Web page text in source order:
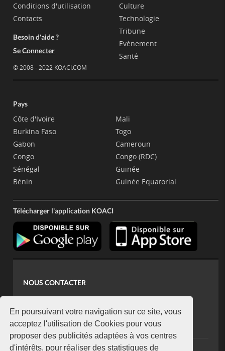
En poursuivant votre navigation sur ce site, vous
acceptez l'utilisation de Cookies pour vous
proposer des publicités adaptées à vos centres
d'intérêts, pour réaliser des statistiques de
Conditions d'utilisation
Contacts
Besoin d'aide ?
Se Connecter
© 2008 - 2022 KOACI.COM
Culture
Technologie
Tribune
Evènement
Santé
Pays
Côte d'Ivoire
Burkina Faso
Gabon
Congo
Sénégal
Bénin
Mali
Togo
Cameroun
Congo (RDC)
Guinée
Guinée Equatorial
Télécharger l'application KOACI
NOUS CONTACTER
koaci@yahoo.fr
+225 07 08 85 52 93